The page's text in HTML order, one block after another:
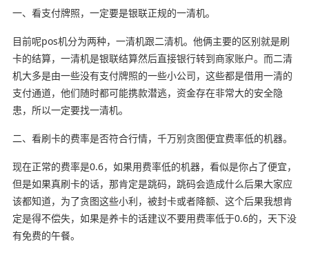
一、看支付牌照，一定要是银联正规的一清机。
目前呢pos机分为两种，一清机跟二清机。他俩主要的区别就是刷
卡的结算，一清机是银联结算然后直接银行转到商家账户。而二清
机大多是由一些没有支付牌照的一些小公司，这些都是借用一清的
支付通道，他们随时都可能携款潜逃，资金存在非常大的安全隐
患，所以一定要找一清机。
二、看刷卡的费率是否符合行情，千万别贪图便宜费率低的机器。
现在正常的费率是0.6，如果用费率低的机器，看似是你占了便宜，
但是如果真刷卡的话，那肯定是跳码，跳码会造成什么后果大家应
该都知道，为了贪图这些小利，被封卡或者降额、这个后果我想肯
定是得不偿失，如果是养卡的话建议不要用费率低于0.6的，天下没
有免费的午餐。